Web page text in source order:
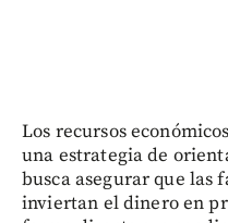
Los recursos
una estrategia de
busca asegurar que las
inviertan el dinero en